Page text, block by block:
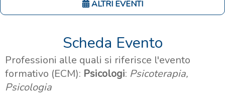
ALTRI EVENTI
Scheda Evento
Professioni alle quali si riferisce l'evento
formativo (ECM): Psicologi: Psicoterapia,
Psicologia